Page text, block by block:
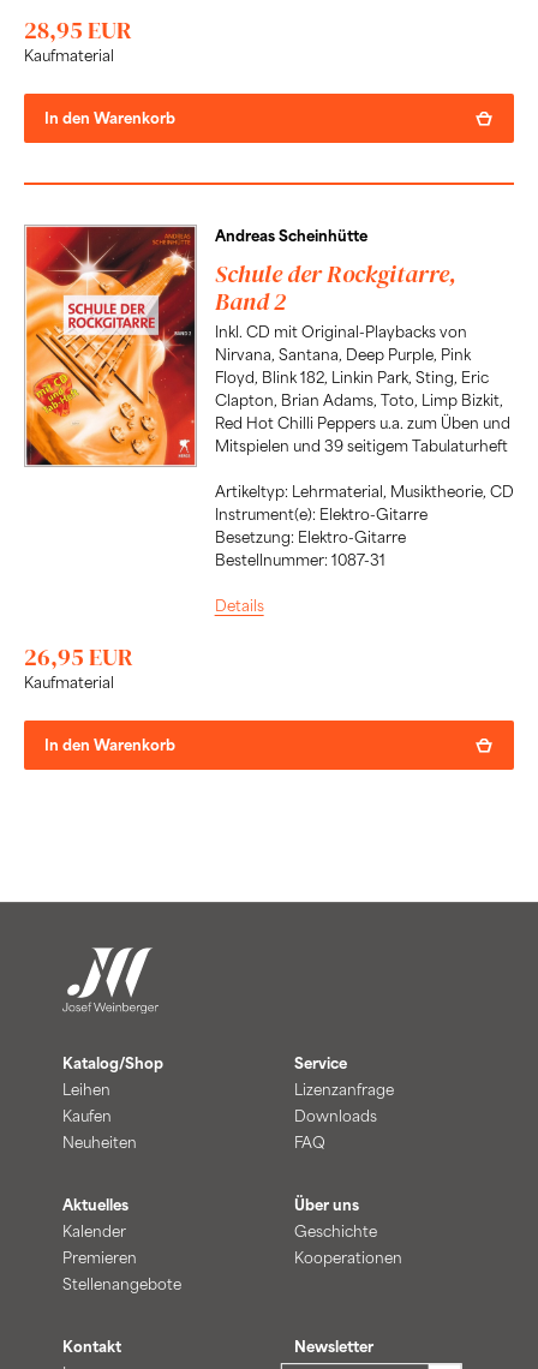
28,95 EUR
Kaufmaterial
In den Warenkorb
Andreas Scheinhütte
Schule der Rockgitarre,
Band 2
Inkl. CD mit Original-Playbacks von
Nirvana, Santana, Deep Purple, Pink
Floyd, Blink 182, Linkin Park, Sting, Eric
Clapton, Brian Adams, Toto, Limp Bizkit,
Red Hot Chilli Peppers u.a. zum Üben und
Mitspielen und 39 seitigem Tabulaturheft
Artikeltyp: Lehrmaterial, Musiktheorie, CD
Instrument(e): Elektro-Gitarre
Besetzung: Elektro-Gitarre
Bestellnummer: 1087-31
Details
26,95 EUR
Kaufmaterial
In den Warenkorb
Katalog/Shop
Leihen
Kaufen
Neuheiten
Service
Lizenzanfrage
Downloads
FAQ
Aktuelles
Kalender
Premieren
Stellenangebote
Über uns
Geschichte
Kooperationen
Kontakt
Newsletter